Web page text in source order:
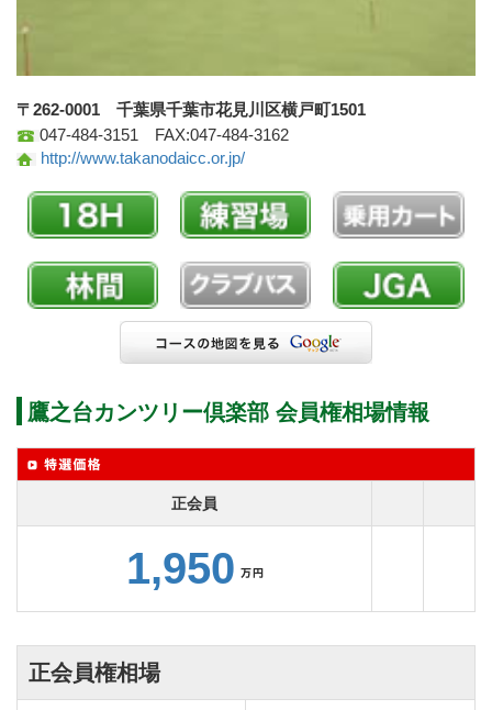
〒262-0001 千葉県千葉市花見川区横戸町1501
047-484-3151 FAX:047-484-3162
http://www.takanodaicc.or.jp/
鷹之台カンツリー倶楽部 会員権相場情報
正会員
1,950
正会員権相場